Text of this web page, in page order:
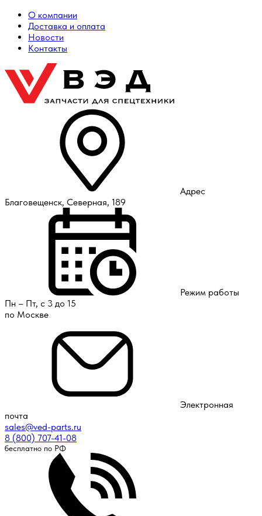
О компании
Доставка и оплата
Новости
Контакты
Адрес
Благовещенск, Северная, 189
Режим работы
Пн – Пт, с 3 до 15
по Москве
Электронная
почта
sales@ved-parts.ru
8 (800) 707-41-08
бесплатно по РФ